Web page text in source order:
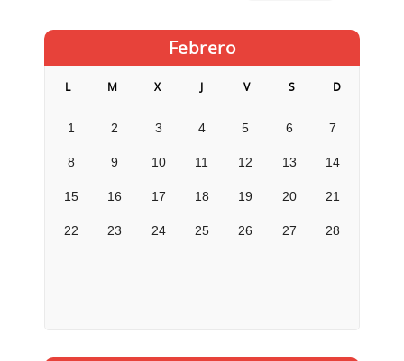
Febrero
L M X J V S D
1 2 3 4 5 6 7
8 9 10 11 12 13 14
15 16 17 18 19 20 21
22 23 24 25 26 27 28